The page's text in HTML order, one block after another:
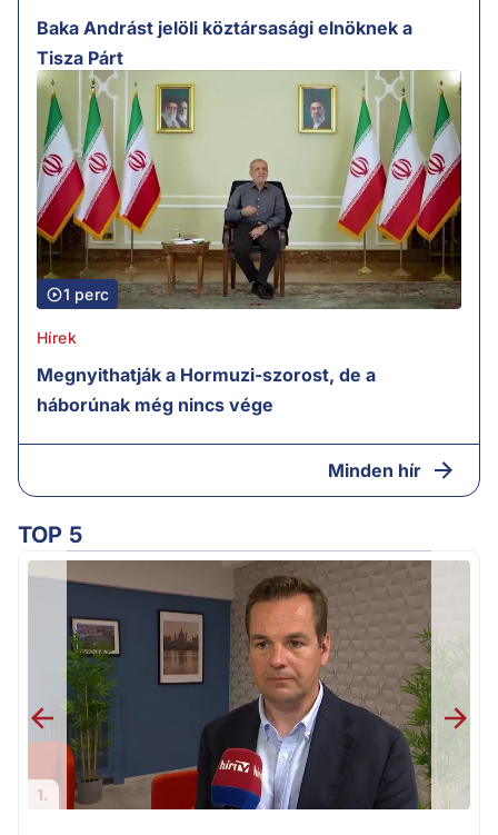
Baka Andrást jelöli köztársasági elnöknek a
Tisza Párt
1 perc
Hírek
Megnyithatják a Hormuzi-szorost, de a
háborúnak még nincs vége
Minden hír
TOP 5
1.